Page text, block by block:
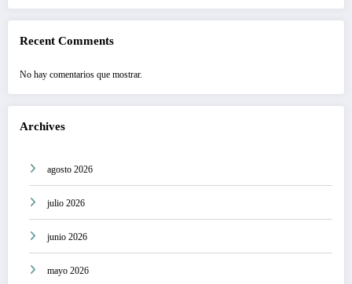
Recent Comments
No hay comentarios que mostrar.
Archives
agosto 2026
julio 2026
junio 2026
mayo 2026